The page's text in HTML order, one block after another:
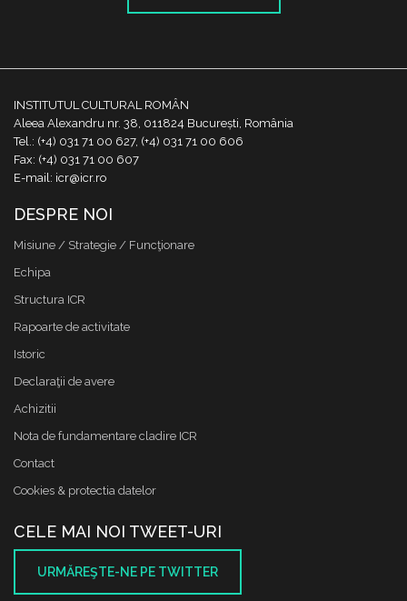
INSTITUTUL CULTURAL ROMÂN
Aleea Alexandru nr. 38, 011824 București, România
Tel.: (+4) 031 71 00 627, (+4) 031 71 00 606
Fax: (+4) 031 71 00 607
E-mail: icr@icr.ro
DESPRE NOI
Misiune / Strategie / Funcţionare
Echipa
Structura ICR
Rapoarte de activitate
Istoric
Declaraţii de avere
Achizitii
Nota de fundamentare cladire ICR
Contact
Cookies & protectia datelor
CELE MAI NOI TWEET-URI
URMĂREŞTE-NE PE TWITTER